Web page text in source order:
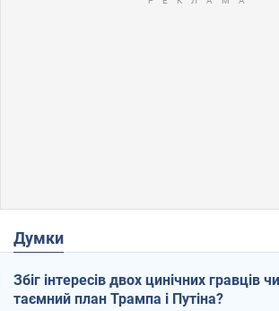
Думки
Збіг інтересів двох цинічних гравців чи
таємний план Трампа і Путіна?